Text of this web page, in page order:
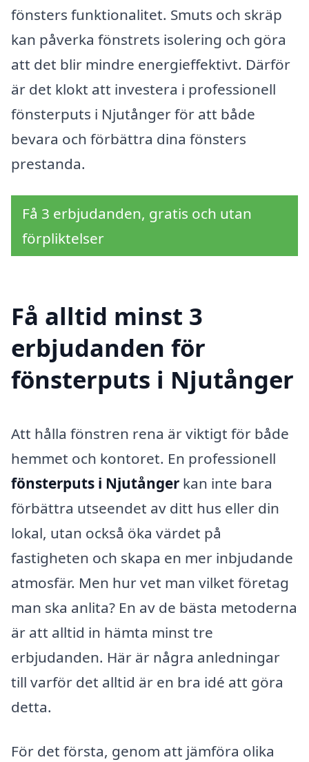
fönsters funktionalitet. Smuts och skräp
kan påverka fönstrets isolering och göra
att det blir mindre energieffektivt. Därför
är det klokt att investera i professionell
fönsterputs i Njutånger för att både
bevara och förbättra dina fönsters
prestanda.
Få 3 erbjudanden, gratis och utan
förpliktelser
Få alltid minst 3
erbjudanden för
fönsterputs i Njutånger
Att hålla fönstren rena är viktigt för både
hemmet och kontoret. En professionell
fönsterputs i Njutånger kan inte bara
förbättra utseendet av ditt hus eller din
lokal, utan också öka värdet på
fastigheten och skapa en mer inbjudande
atmosfär. Men hur vet man vilket företag
man ska anlita? En av de bästa metoderna
är att alltid in hämta minst tre
erbjudanden. Här är några anledningar
till varför det alltid är en bra idé att göra
detta.
För det första, genom att jämföra olika